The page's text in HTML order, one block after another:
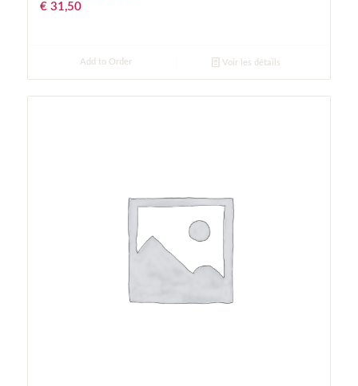
€31,50
Add to Order Voir les détails